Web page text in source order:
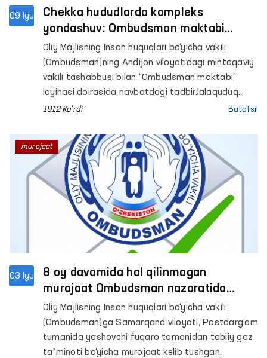
09 Iyu
Chekka hududlarda kompleks
yondashuv: Ombudsman maktabi
doirasida tibbiy ko‘rik, sayyor qabul va
yoshlar to‘garaklari namoyishi
o‘tkazildi
Oliy Majlisning Inson huquqlari bo‘yicha vakili
(Ombudsman)ning Andijon viloyatidagi mintaqaviy
vakili tashabbusi bilan “Ombudsman maktabi”
loyihasi doirasida navbatdagi tadbirJalaquduq
tumanidagi “Uzunko‘cha” mahallada joylashgan
1912 Ko'rdi Batafsil
03 Iyu
8 oy davomida hal qilinmagan
murojaat Ombudsman nazoratida
ijobiy hal etildi
Oliy Majlisning Inson huquqlari bo‘yicha vakili
(Ombudsman)ga Samarqand viloyati, Pastdarg‘om
tumanida yashovchi fuqaro tomonidan tabiiy gaz
taʼminoti bo‘yicha murojaat kelib tushgan.
murojaat